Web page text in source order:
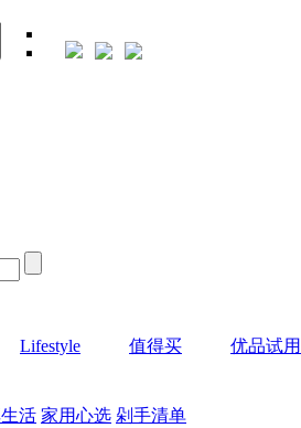
Lifestyle 值得买
优品试用
活 家用心选 剁手清单